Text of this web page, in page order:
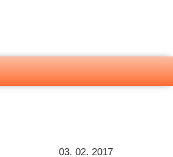
03. 02. 2017